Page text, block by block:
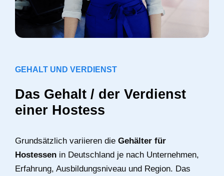
GEHALT UND VERDIENST
Das Gehalt / der Verdienst
einer Hostess
Grundsätzlich variieren die Gehälter für
Hostessen in Deutschland je nach Unternehmen,
Erfahrung, Ausbildungsniveau und Region. Das